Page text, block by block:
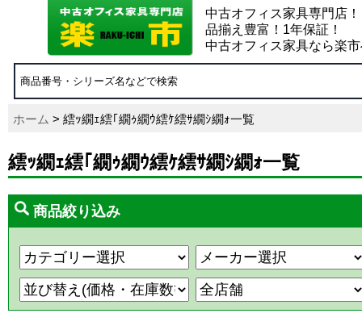
中古オフィス家具専門店！
品揃え豊富！1年保証！
中古オフィス家具なら楽
ホーム > 繧ｯ繝ｪ繧｢繝ｩ繝ｳ繧ｹ繧ｻ繝ｼ繝ｫ一覧
繧ｯ繝ｪ繧｢繝ｩ繝ｳ繧ｹ繧ｻ繝ｼ繝ｫ一覧
商品絞り込み